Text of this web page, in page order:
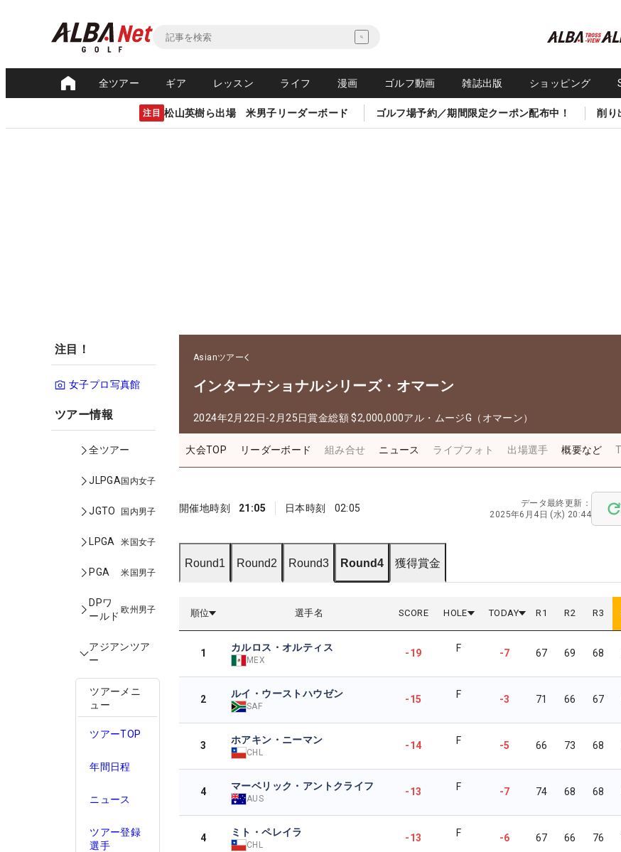
全ツアー ギア レッスン ライフ 漫画 ゴルフ動画 雑誌出版 ショッピング
注目 松山英樹ら出場 米男子リーダーボード ゴルフ場予約／期間限定クーポン配布中！ 削り
注目！
女子プロ写真館
ツアー情報
全ツアー
JLPGA国内女子
JGTO 国内男子
LPGA 米国女子
PGA 米国男子
DPワ
ールド
欧州男子
アジアンツア
ー
ツアーメニ
ュー
ツアーTOP
年間日程
ニュース
ツアー登録
選手
Asianツアー
インターナショナルシリーズ・オマーン
2024年2月22日-2月25日賞金総額 $2,000,000アル・ムージG（オマーン）
大会TOP リーダーボード 組み合せ ニュース ライブフォト 出場選手 概要など
開催地時刻 21:05 日本時刻 02:05
データ最終更新：
2025年6月4日 (水) 20:44
Round1 Round2 Round3 Round4 獲得賞金
順位 選手名 SCORE HOLE TODAY R 1 R2 R3
1 カルロス・オルティス
MEX
-19 F -7 67 69 68
2 ルイ・ウーストハウゼン
SAF
-15 F -3 71 66 67
3 ホアキン・ニーマン
CHL
-14 F -5 66 73 68
4 マーベリック・アントクライフ
AUS
-13 F -7 74 68 68
4 ミト・ペレイラ
CHL
-13 F -6 67 66 76